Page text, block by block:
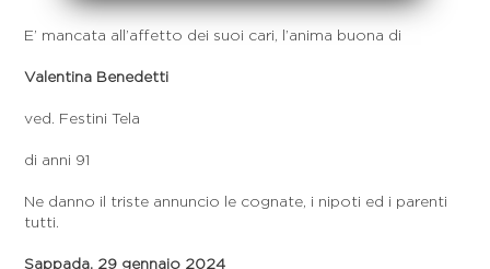
E’ mancata all’affetto dei suoi cari, l’anima buona di
Valentina Benedetti
ved. Festini Tela
di anni 91
Ne danno il triste annuncio le cognate, i nipoti ed i parenti
tutti.
Sappada, 29 gennaio 2024